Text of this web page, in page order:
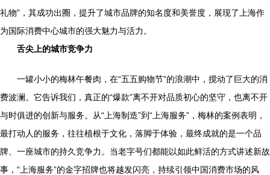
礼物”，其成功出圈，提升了城市品牌的知名度和美誉度，展现了上海作
为国际消费中心城市的强大魅力与活力。
舌尖上的城市竞争力
一罐小小的梅林午餐肉，在“五五购物节”的浪潮中，搅动了巨大的消
费波澜。它告诉我们，真正的“爆款”离不开对品质初心的坚守，也离不开
与时俱进的创新与服务。从“上海制造”到“上海服务”，梅林的案例表明，
最打动人的服务，往往植根于文化，落脚于体验，最终成就的是一个品
牌、一座城市的持久竞争力。当老字号们都能以如此鲜活的方式讲述新故
事，“上海服务”的金字招牌也将越发闪亮，持续引领中国消费市场的风